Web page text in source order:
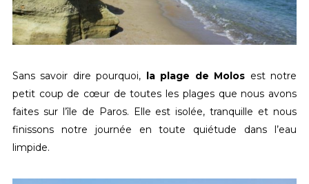
Sans savoir dire pourquoi, la plage de Molos est notre
petit coup de cœur de toutes les plages que nous avons
faites sur l’île de Paros. Elle est isolée, tranquille et nous
finissons notre journée en toute quiétude dans l’eau
limpide.